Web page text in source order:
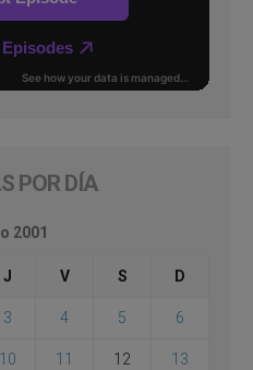
POR DÍA
2001
J V S D
3 4 5 6
10 11 12 13